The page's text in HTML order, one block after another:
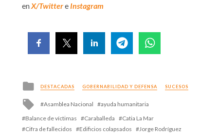
en X/Twittere Instagram
Posted
in
DESTACADAS GOBERNABILIDAD Y DEFENSA SUCESOS
Tagged
with
Asamblea Nacional
ayuda humanitaria
Balance de víctimas
Caraballeda
Catia La Mar
Cifra de fallecidos
Edificios colapsados
Jorge Rodríguez